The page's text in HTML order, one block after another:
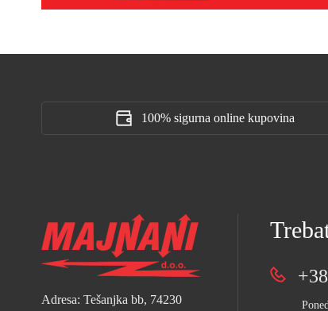
100% sigurna online kupovina
Adresa: Tešanjka bb, 74230